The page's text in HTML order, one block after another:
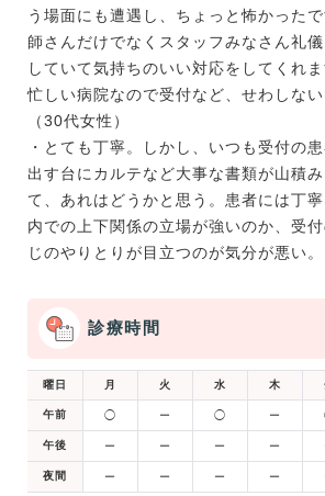
う場面にも遭遇し、ちょっと怖かった
師さんだけでなくスタッフみなさん礼
していて気持ちのいい対応をしてくれ
忙しい病院なので受付など、せわしない
（30代女性）
・とても丁寧。しかし、いつも受付の
出す台にカルテなど大事な書類が山積
て、あれはどうかと思う。患者には丁
内での上下関係の立場が強いのか、受
じのやりとりが目立つのが気分が悪い。
診療時間
曜日 月 火 水 木
午前 ◯ ー ◯ ー
午後 ー ー ー ー
夜間 ー ー ー ー